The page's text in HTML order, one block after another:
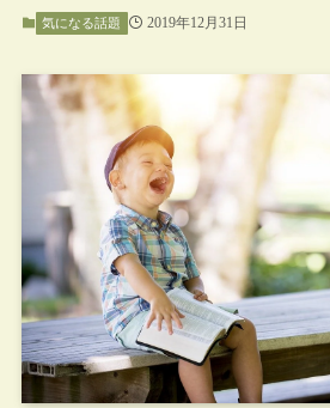
気になる話題 2019年12月31日